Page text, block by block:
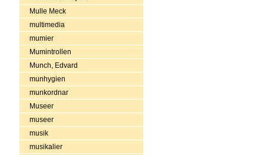
Mulle Meck
multimedia
mumier
Mumintrollen
Munch, Edvard
munhygien
munkordnar
Museer
museer
musik
musikalier